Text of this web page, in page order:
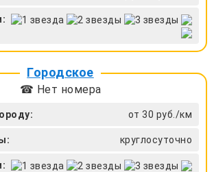
Городское
☎ Нет номера
от 30 руб./км
круглосуточно